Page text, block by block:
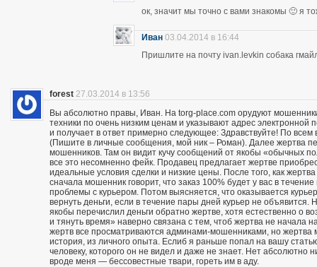
ок, значит мы точно с вами знакомы 🙂 я
Иван 03.04.2014 в 16:44
Пришлите на почту ivan.levkin собака
forest 27.03.2014 в 13:56
Вы абсолютно правы, Иван. На torg-place.com орудуют
техники по очень низким ценам и указывают адрес
и получает в ответ примерно следующее: Здравствуйте! По
(Пишите в личные сообщения, мой ник – Роман). Далее жертва
мошенников. Там он видит кучу сообщений от якобы «обычных
все это несомненно фейк. Продавец предлагает жертве
идеальные условия сделки и низкие цены. После того, как
сначала мошенник говорит, что заказ 100% будет у вас в
проблемы с курьером. Потом выясняется, что оказывается
вернуть деньги, если в течение пары дней курьер не
якобы перечислил деньги обратно жертве, хотя естественно о
и тянуть время» наверно связана с тем, чтоб жертва не начала
жертв все просматриваются админами-мошенниками, но жертва
история, из личного опыта. Еслиб я раньше попал на вашу
человеку, которого он не видел и даже не знает. Нет
вроде меня — бессовестные твари, гореть им в аду.